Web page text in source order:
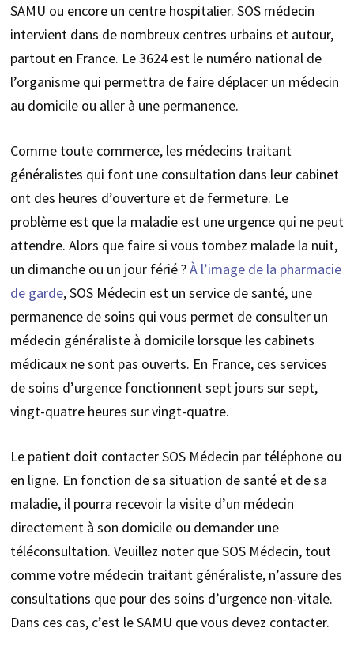
SAMU ou encore un centre hospitalier. SOS médecin
intervient dans de nombreux centres urbains et autour,
partout en France. Le 3624 est le numéro national de
l’organisme qui permettra de faire déplacer un médecin
au domicile ou aller à une permanence.
Comme toute commerce, les médecins traitant
généralistes qui font une consultation dans leur cabinet
ont des heures d’ouverture et de fermeture. Le
problème est que la maladie est une urgence qui ne peut
attendre. Alors que faire si vous tombez malade la nuit,
un dimanche ou un jour férié ?À l’image de la pharmacie
de garde, SOS Médecin est un service de santé, une
permanence de soins qui vous permet de consulter un
médecin généraliste à domicile lorsque les cabinets
médicaux ne sont pas ouverts. En France, ces services
de soins d’urgence fonctionnent sept jours sur sept,
vingt-quatre heures sur vingt-quatre.
Le patient doit contacter SOS Médecin par téléphone ou
en ligne. En fonction de sa situation de santé et de sa
maladie, il pourra recevoir la visite d’un médecin
directement à son domicile ou demander une
téléconsultation. Veuillez noter que SOS Médecin, tout
comme votre médecin traitant généraliste, n’assure des
consultations que pour des soins d’urgence non-vitale.
Dans ces cas, c’est le SAMU que vous devez contacter.